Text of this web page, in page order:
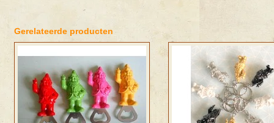
Gerelateerde producten